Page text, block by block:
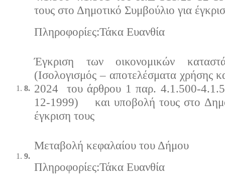
τους στο Δημοτικό Συμβούλιο για
Πληρoφορίες:Τάκα Ευανθία
8.
Έγκριση των οικονομικών
(Ισολογισμός – αποτελέσματα χρήσης
2024 του άρθρου 1 παρ. 4.1.500-
12-1999) και υποβολή τους στο
έγκριση τους
9.
Μεταβολή κεφαλαίου του Δήμου
Πληρoφορίες:Τάκα Ευανθία